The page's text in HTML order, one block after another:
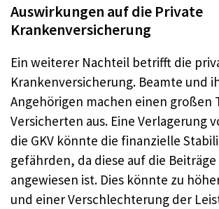
Auswirkungen auf die Private
Krankenversicherung
Ein weiterer Nachteil betrifft die
Krankenversicherung. Beamte und
Angehörigen machen einen großen
Versicherten aus. Eine Verlagerung
die GKV könnte die finanzielle
gefährden, da diese auf die
angewiesen ist. Dies könnte zu
und einer Verschlechterung der